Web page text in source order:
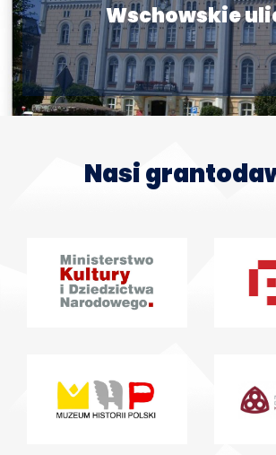
Wschowskie
Nasi